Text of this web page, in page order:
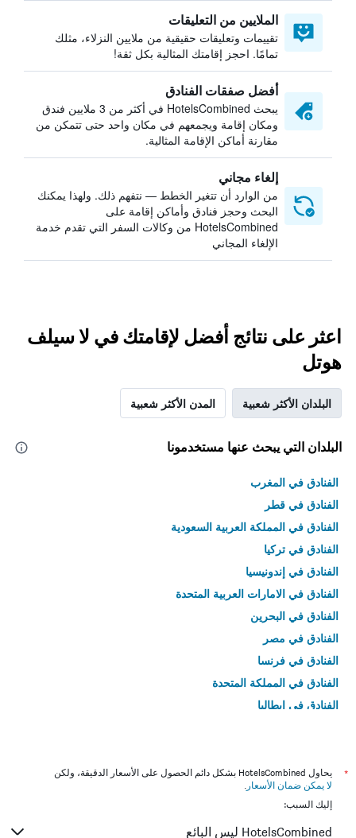
الملايين من التعليقات
تقييمات وتعليقات حقيقية من ملايين النزلاء، مثلك
تمامًا. احجز إقامتك المثالية بكل ثقة!
أفضل صفقات الفنادق
يبحث HotelsCombined في أكثر من 3 ملايين فندق
ومكان إقامة ويجمعهم في مكان واحد حتى تتمكن من
مقارنة أماكن الإقامة المثالية.
إلغاء مجاني
من الوارد أن تتغير الخطط — نتفهم ذلك. ولهذا يمكنك
البحث وحجز فنادق وأماكن إقامة على
HotelsCombined من وكالات السفر التي تقدم خدمة
الإلغاء المجاني
اعثر على نتائج أفضل لإقامتك في لا سيلف
هوتل
البلدان الأكثر شعبية المدن الأكثر شعبية
البلدان التي يبحث عنها مستخدمونا
الفنادق في المغرب
الفنادق في قطر
الفنادق في المملكة العربية السعودية
الفنادق في تركيا
الفنادق في إندونيسيا
الفنادق في الامارات العربية المتحدة
الفنادق في البحرين
الفنادق في مصر
الفنادق في فرنسا
الفنادق في المملكة المتحدة
الفنادق في إيطاليا
*
يحاول HotelsCombined بشكل دائم الحصول على الأسعار الدقيقة، ولكن
لا يمكن ضمان الأسعار .
إليك السبب:
HotelsCombined ليس البائع